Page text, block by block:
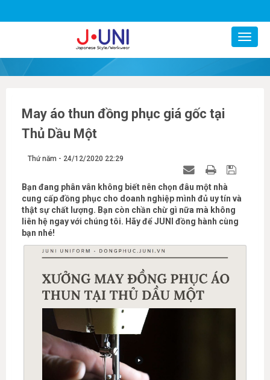
May áo thun đồng phục giá gốc tại
Thủ Dầu Một
Thứ năm - 24/12/2020 22:29
Bạn đang phân vân không biết nên chọn đâu một nhà
cung cấp đồng phục cho doanh nghiệp mình đủ uy tín và
thật sự chất lượng. Bạn còn chần chừ gì nữa mà không
liên hệ ngay với chúng tôi. Hãy để JUNI đồng hành cùng
bạn nhé!